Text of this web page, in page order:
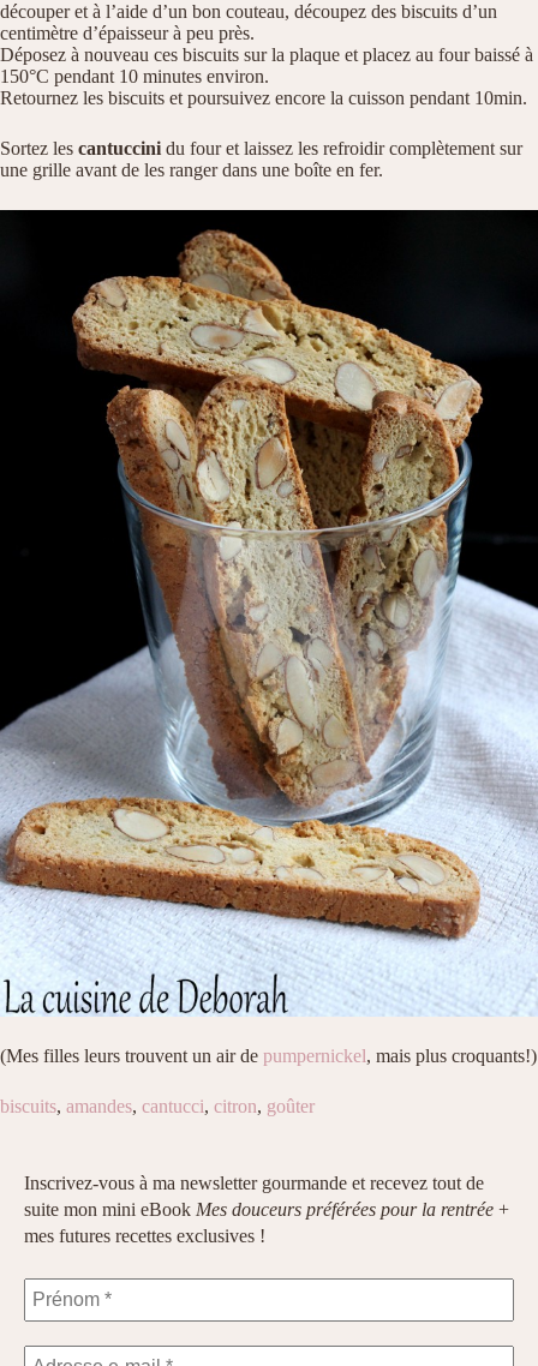
découper et à l’aide d’un bon couteau, découpez des biscuits d’un
centimètre d’épaisseur à peu près.
Déposez à nouveau ces biscuits sur la plaque et placez au four baissé à
150°C pendant 10 minutes environ.
Retournez les biscuits et poursuivez encore la cuisson pendant 10min.
Sortez les cantuccini du four et laissez les refroidir complètement sur
une grille avant de les ranger dans une boîte en fer.
(Mes filles leurs trouvent un air de pumpernickel, mais plus croquants!)
biscuits, amandes, cantucci, citron, goûter
Inscrivez-vous à ma newsletter gourmande et recevez tout de
suite mon mini eBook Mes douceurs préférées pour la rentrée +
mes futures recettes exclusives !